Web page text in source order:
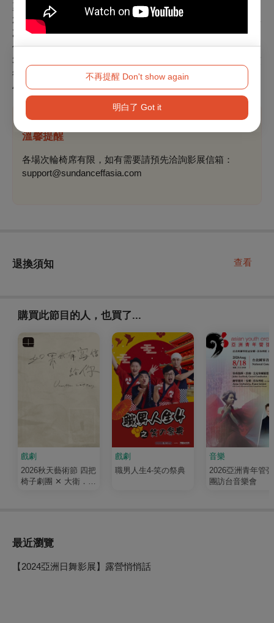
不再提醒 Don't show again
明白了 Got it
票服務。
2. 敬老愛心兒童票：僅供年滿65歲以上長者、身心障礙人士與
乙名必要陪同者（需同時入場）購買，入場時請出示相關證
件，否則須補成全票。
3. 影展服務台營業時間為每日首場開演前30分鐘起至末場開演
後20分鐘止。
4. 以上票種僅適用2024亞洲日舞影展於光點華山電影館。
溫馨提醒
各場次輪椅席有限，如有需要請預先洽詢影展信箱：
support@sundanceffasia.com
退換須知 查看
購買此節目的人，也買了...
戲劇
2026秋天藝術節 四把
椅子劇團 ✕ 大衛．吉
戲劇
職男人生4-笑の祭典
音樂
2026亞洲青年管
團訪台音樂會
最近瀏覽
【2024亞洲日舞影展】露營悄悄話